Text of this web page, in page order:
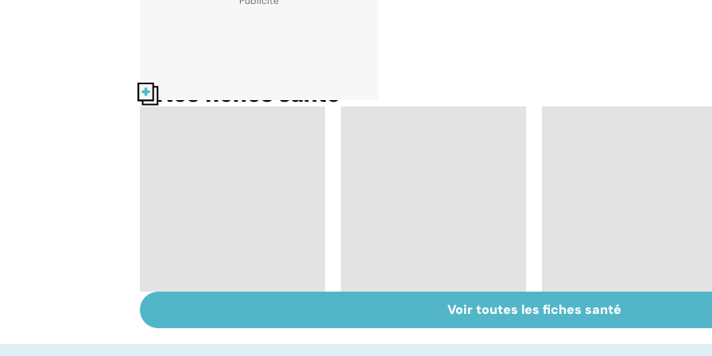
Nos fiches santé
grâce aux plantes
Faire du sport à
domicile, c'est facile !
Remèdes naturels :
les trucs de grand-
Voir toutes les fiches santé